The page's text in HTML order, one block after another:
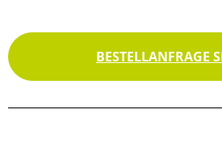
BESTELLANFRAGE